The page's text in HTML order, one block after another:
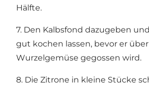
Hälfte.
7. Den Kalbsfond dazugeben
gut kochen lassen, bevor er
Wurzelgemüse gegossen wird.
8. Die Zitrone in kleine Stücke